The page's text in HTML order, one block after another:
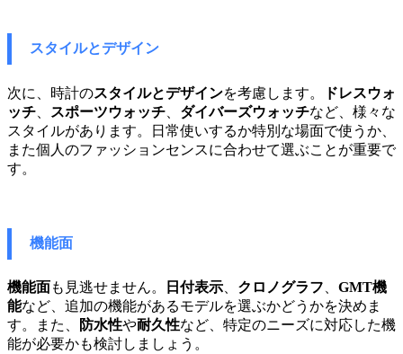
スタイルとデザイン
次に、時計のスタイルとデザインを考慮します。
ドレスウォ
ッチ
スポーツウォッチ ダイバーズウォッチなど、様々な
スタイルがあります。日常使いするか特別な場面で使うか、
また個人のファッションセンスに合わせて選ぶことが重要で
す。
機能面
機能面も見逃せません。 日付表示 クロノグラフ
GMT機
能など、追加の機能があるモデルを選ぶかどうかを決めま
す。また、
防水性や耐久性など、特定のニーズに対応した機
能が必要かも検討しましょう。